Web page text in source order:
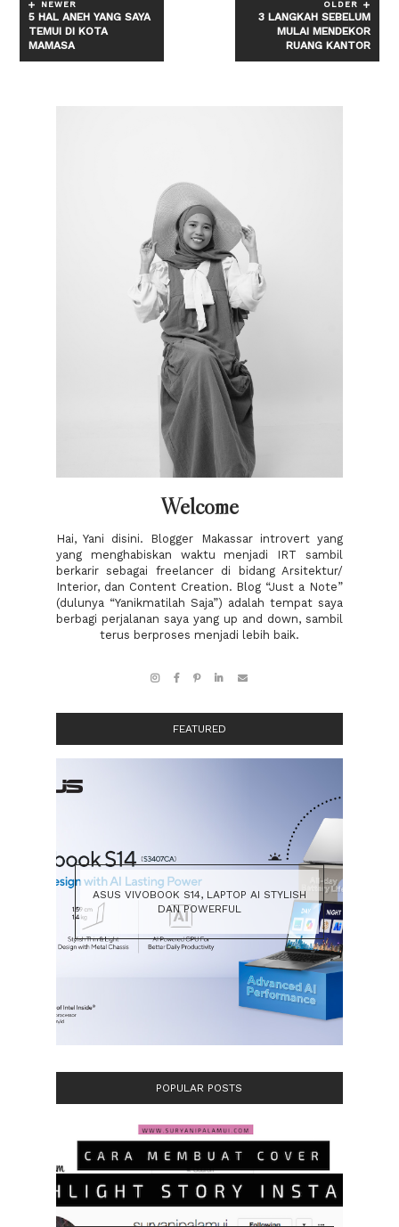
NEWER
5 HAL ANEH YANG SAYA
TEMUI DI KOTA
MAMASA
OLDER
3 LANGKAH SEBELUM
MULAI MENDEKOR
RUANG KANTOR
Welcome
Hai, Yani disini. Blogger Makassar introvert yang
yang menghabiskan waktu menjadi IRT sambil
berkarir sebagai freelancer di bidang Arsitektur/
Interior, dan Content Creation. Blog “Just a Note”
(dulunya “Yanikmatilah Saja”) adalah tempat saya
berbagi perjalanan saya yang up and down, sambil
terus berproses menjadi lebih baik.
FEATURED
ASUS VIVOBOOK S14, LAPTOP AI STYLISH
DAN POWERFUL
POPULAR POSTS